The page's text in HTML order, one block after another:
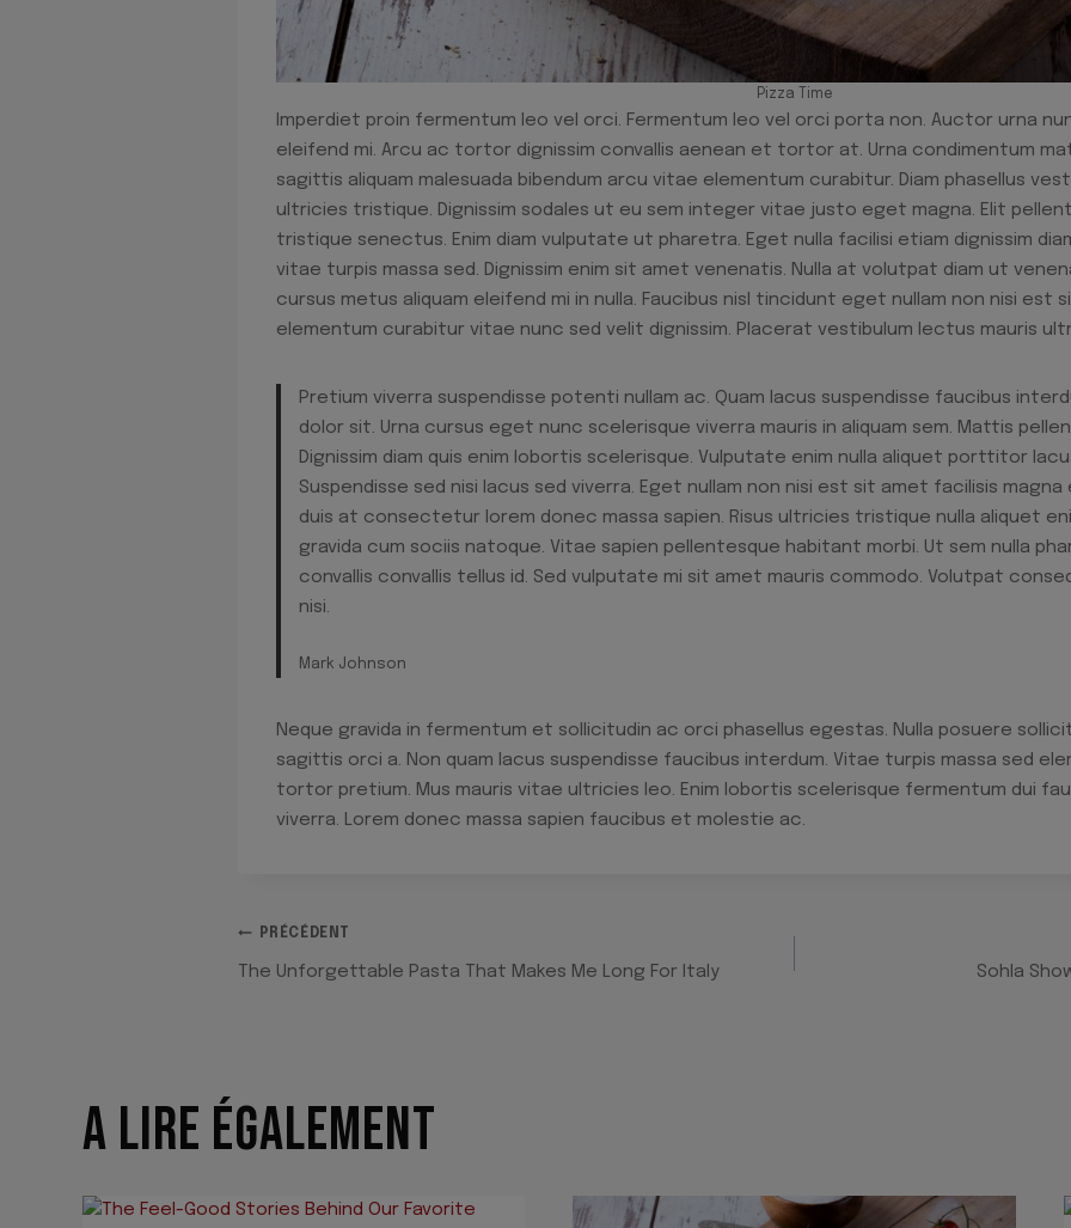
Pizza Time
Imperdiet proin fermentum leo vel orci. Fermentum leo vel orci porta non. Auctor urna
eleifend mi. Arcu ac tortor dignissim convallis aenean et tortor at. Urna condimentum
sagittis aliquam malesuada bibendum arcu vitae elementum curabitur. Diam phasellus
ultricies tristique. Dignissim sodales ut eu sem integer vitae justo eget magna. Elit
tristique senectus. Enim diam vulputate ut pharetra. Eget nulla facilisi etiam dignissim
vitae turpis massa sed. Dignissim enim sit amet venenatis. Nulla at volutpat diam ut
cursus metus aliquam eleifend mi in nulla. Faucibus nisl tincidunt eget nullam non nisi est
elementum curabitur vitae nunc sed velit dignissim. Placerat vestibulum lectus mauris
Pretium viverra suspendisse potenti nullam ac. Quam lacus suspendisse faucibus
dolor sit. Urna cursus eget nunc scelerisque viverra mauris in aliquam sem. Mattis
Dignissim diam quis enim lobortis scelerisque. Vulputate enim nulla aliquet porttitor
Suspendisse sed nisi lacus sed viverra. Eget nullam non nisi est sit amet facilisis
duis at consectetur lorem donec massa sapien. Risus ultricies tristique nulla aliquet
gravida cum sociis natoque. Vitae sapien pellentesque habitant morbi. Ut sem nulla
convallis convallis tellus id. Sed vulputate mi sit amet mauris commodo. Volutpat
nisi.
Mark Johnson
Neque gravida in fermentum et sollicitudin ac orci phasellus egestas. Nulla posuere
sagittis orci a. Non quam lacus suspendisse faucibus interdum. Vitae turpis massa sed
tortor pretium. Mus mauris vitae ultricies leo. Enim lobortis scelerisque fermentum dui
viverra. Lorem donec massa sapien faucibus et molestie ac.
NAVIGATION
L’ARTICLE
PRÉCÉDENT
The Unforgettable Pasta That Makes Me Long For Italy Sohla
A LIRE ÉGALEMENT